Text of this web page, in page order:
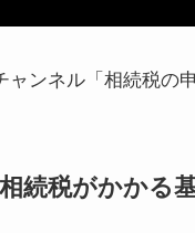
ャンネル「相続税の
続税がかかる